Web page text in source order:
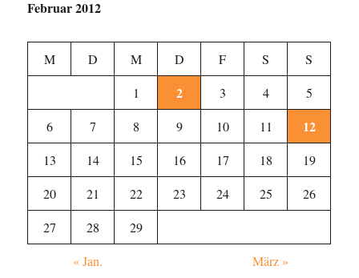
Februar 2012
M D M D F S
S
1
2 3 4
5
6
7 8 9 10 11 12
13 14 15 16 17 18
19
20
21 22 23 24 25
26
27
28
29
« Jan.
März »